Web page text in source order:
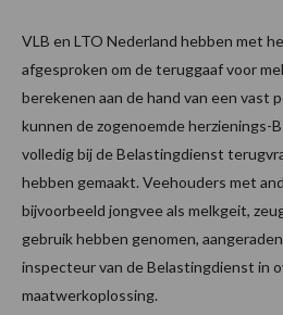
VLB en LTO Nederland hebben met
afgesproken om de teruggaaf voor
berekenen aan de hand van een vast
kunnen de zogenoemde herzienings-
volledig bij de Belastingdienst
hebben gemaakt. Veehouders met
bijvoorbeeld jongvee als melkgeit,
gebruik hebben genomen,
inspecteur van de Belastingdienst in
maatwerkoplossing.